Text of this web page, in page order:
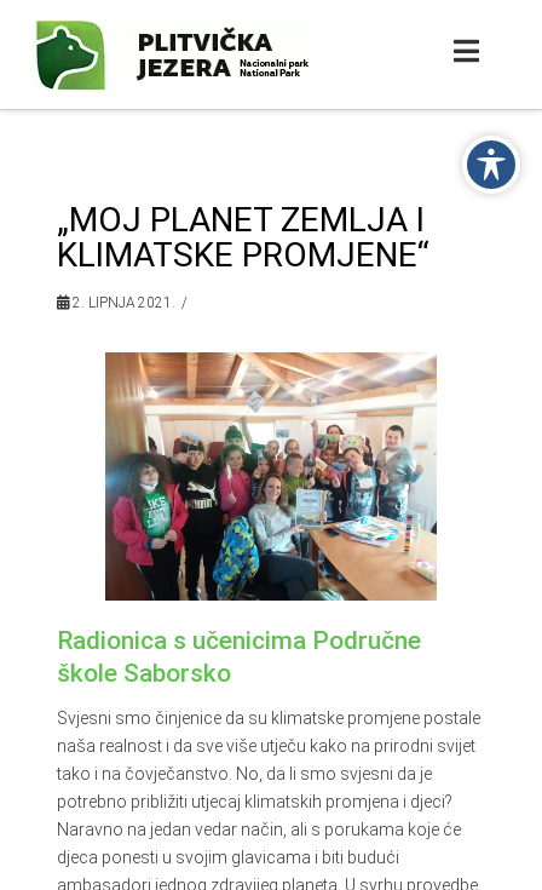
„MOJ PLANET ZEMLJA I
KLIMATSKE PROMJENE“
2. LIPNJA 2021.
Radionica s učenicima Područne
škole Saborsko
Svjesni smo činjenice da su klimatske promjene postale
naša realnost i da sve više utječu kako na prirodni svijet
tako i na čovječanstvo. No, da li smo svjesni da je
potrebno približiti utjecaj klimatskih promjena i djeci?
Naravno na jedan vedar način, ali s porukama koje će
djeca ponesti u svojim glavicama i biti budući
ambasadori jednog zdravijeg planeta. U svrhu provedbe